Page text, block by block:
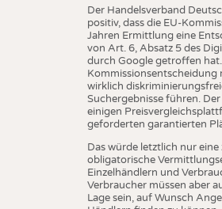
Der Handelsverband
positiv, dass die EU-
Jahren Ermittlung eine
von Art. 6, Absatz 5 des
durch Google getroffen
Kommissionsentscheidung
wirklich
Suchergebnisse führen.
einigen
geforderten garantierten
Das würde letztlich nur eine
obligatorische
Einzelhändlern und
Verbraucher müssen aber
Lage sein, auf Wunsch